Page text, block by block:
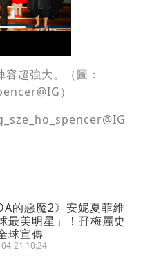
超強大。（圖：
）
的惡魔2》安妮夏菲維
最美明星」！孖梅麗史
球宣傳
21 10:24